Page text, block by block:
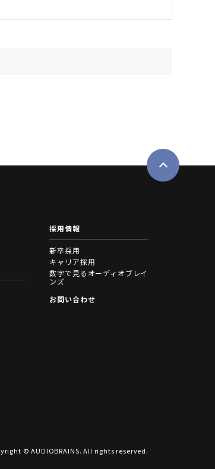
採用情報
新卒採用
キャリア採用
数字で見るオーディオブレイ
ンズ
お問い合わせ
© AUDIOBRAINS. All rights reserved.